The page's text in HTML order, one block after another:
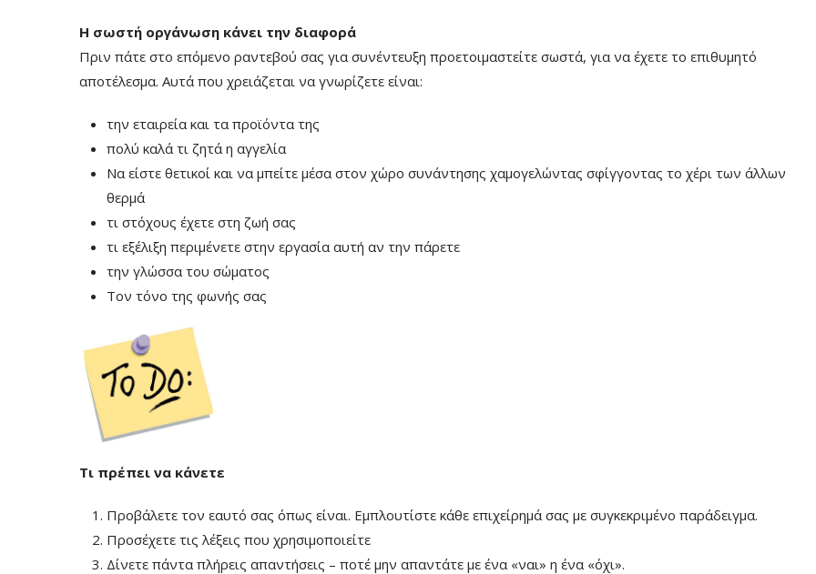
Η σωστή οργάνωση κάνει την διαφορά
Πριν πάτε στο επόμενο ραντεβού σας για συνέντευξη προετοιμαστείτε σωστά, για να έχετε το επιθυμητό
αποτέλεσμα. Αυτά που χρειάζεται να γνωρίζετε είναι:
την εταιρεία και τα προϊόντα της
πολύ καλά τι ζητά η αγγελία
Να είστε θετικοί και να μπείτε μέσα στον χώρο συνάντησης χαμογελώντας σφίγγοντας το χέρι των άλλων
θερμά
τι στόχους έχετε στη ζωή σας
τι εξέλιξη περιμένετε στην εργασία αυτή αν την πάρετε
την γλώσσα του σώματος
Τον τόνο της φωνής σας
Τι πρέπει να κάνετε
Προβάλετε τον εαυτό σας όπως είναι. Εμπλουτίστε κάθε επιχείρημά σας με συγκεκριμένο παράδειγμα.
Προσέχετε τις λέξεις που χρησιμοποιείτε
Δίνετε πάντα πλήρεις απαντήσεις – ποτέ μην απαντάτε με ένα «ναι» η ένα «όχι».